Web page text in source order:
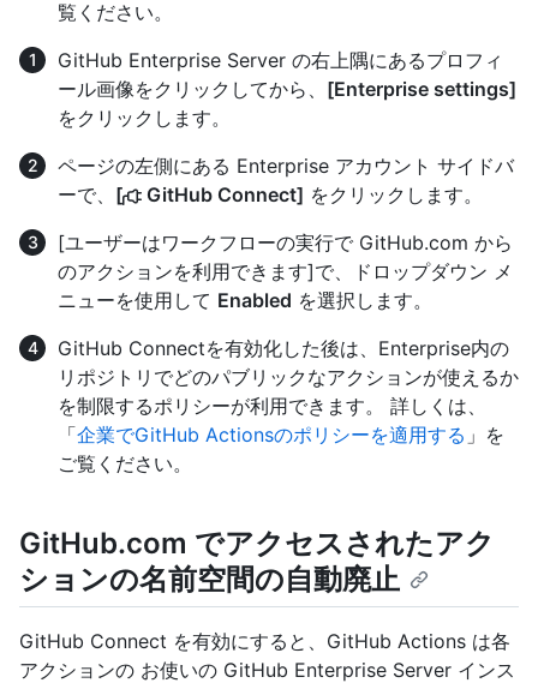
覧ください。
GitHub Enterprise Server の右上隅にあるプロフィ
ール画像をクリックしてから、 [Enterprise settings]
をクリックします。
ページの左側にある Enterprise アカウント サイドバ
ーで、 [ GitHub Connect] をクリックします。
[ユーザーはワークフローの実行で GitHub.com から
のアクションを利用できます]で、ドロップダウン メ
ニューを使用して Enabled を選択します。
GitHub Connectを有効化した後は、Enterprise内の
リポジトリでどのパブリックなアクションが使えるか
を制限するポリシーが利用できます。 詳しくは、
「企業でGitHub Actionsのポリシーを適用する 」を
ご覧ください。
GitHub.com でアクセスされたアク
ションの名前空間の自動廃止
GitHub Connect を有効にすると、GitHub Actions は各
アクションの お使いの GitHub Enterprise Server インス